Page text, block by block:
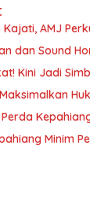
Kajati, AMJ
dan Sound
Kini Jadi
Minim